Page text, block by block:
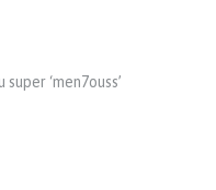
‘men7ouss’